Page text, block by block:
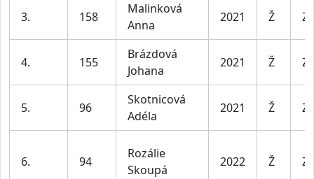
3. 158
Malinková
Anna
2021 Ž
4. 155
Brázdová
Johana
2021 Ž
5. 96
Skotnicová
Adéla
2021 Ž
6. 94
Rozálie
Skoupá
2022 Ž